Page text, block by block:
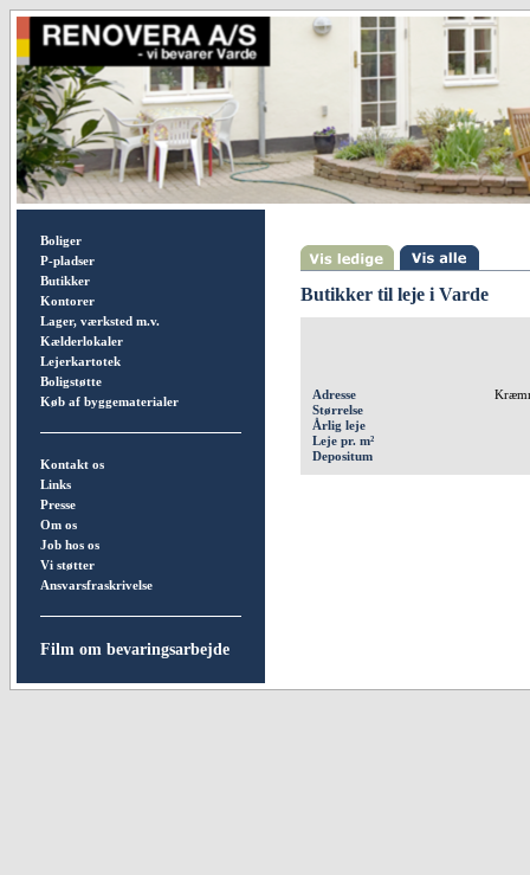
Boliger
P-pladser
Butikker
Kontorer
Lager, værksted m.v.
Kælderlokaler
Lejerkartotek
Boligstøtte
Køb af byggematerialer
Kontakt os
Links
Presse
Om os
Job hos os
Vi støtter
Ansvarsfraskrivelse
Film om bevaringsarbejde
Butikker til leje i Varde
Adresse
Størrelse
Årlig leje
Leje pr. m²
Depositum